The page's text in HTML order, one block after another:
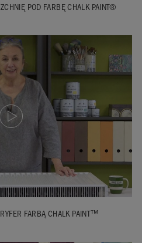
POD FARBĘ CHALK PAINT®
FARBĄ CHALK PAINT™